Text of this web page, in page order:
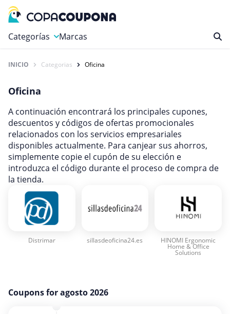
Categorías
Autos y Motocicletas
Educación y carreras
Finanzas y Seguros
Gastronomía y Bebidas
Hogar, Jardín y Mascotas
Internet y Telecomunicaciones
Juegos
Libros y revistas
Medios y entretenimiento
Oficina, fotografía e impresión
Marcas
INICIO Categorias Oficina
Oficina
A continuación encontrará los principales cupones,
descuentos y códigos de ofertas promocionales
relacionados con los servicios empresariales
disponibles actualmente. Para canjear sus ahorros,
simplemente copie el cupón de su elección e
introduzca el código durante el proceso de compra de
la tienda.
Distrimar sillasdeoficina24.es HINOMI Ergonomic
Home & Office
Solutions
Coupons for agosto 2026